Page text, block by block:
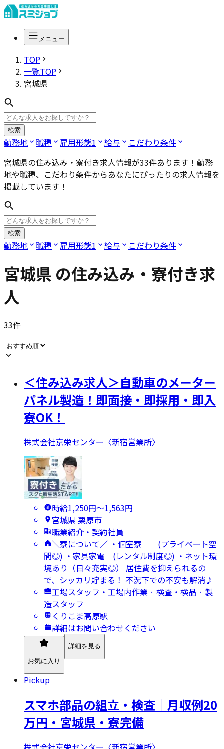
メニュー
TOP
一覧TOP
宮城県
検索
勤務地 職種 雇用形態1 給与
こだわり条件
宮城県の住み込み・寮付き求人情報が33件あります！勤務
地や職種、こだわり条件からあなたにぴったりの求人情報を
掲載しています！
検索
勤務地 職種 雇用形態1 給与 こだわり条件
宮城県 の住み込み・寮付き求
人
33件
＜住み込み求人＞自動車のメーター
パネル製造！即面接・即採用・即入
寮OK！
株式会社京栄センター〈新宿営業所〉
時給1,250円〜1,563円
宮城県 栗原市
職業紹介・契約社員
＼寮について／ ・個室寮 (プライベート空
間◎) ・家具家電 (レンタル制度◎) ・ネット環
境あり（日々充実◎） 居住費を抑えられるの
で、シッカリ貯まる！ 不況下での不安も解消♪
工場スタッフ・工場内作業 · 検査・検品 · 製
造スタッフ
くりこま高原駅
詳細はお問い合わせください
お気に入り
詳細を見る
Pickup
スマホ部品の組立・検査｜月収例20
万円・宮城県・寮完備